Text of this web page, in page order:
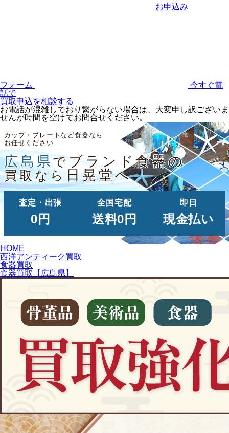
お申込み
フォーム
今すぐ電
話で
買取申込を相談する
お電話が混雑しており繋がらない場合は、大変申し訳ございま
せんが時間を空けてお問合せください。
カップ・プレートなど食器なら
お任せください
広島県 でブランド食器の
買取なら日晃堂へ
査定・出張
0円
全国宅配
送料0円
即日
現金払い
HOME
西洋アンティーク買取
食器買取
食器買取【広島県】